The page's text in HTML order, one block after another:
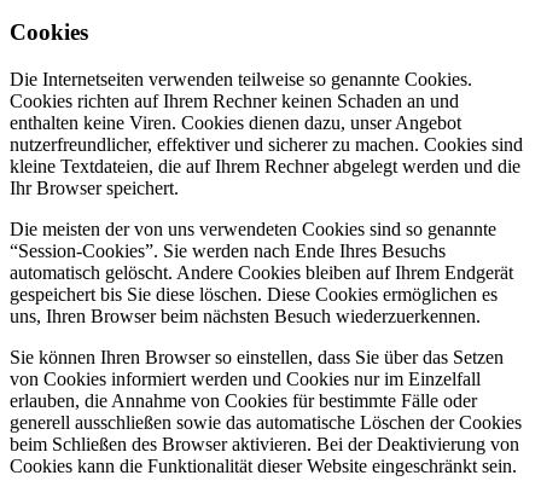
Cookies
Die Internetseiten verwenden teilweise so genannte Cookies.
Cookies richten auf Ihrem Rechner keinen Schaden an und
enthalten keine Viren. Cookies dienen dazu, unser Angebot
nutzerfreundlicher, effektiver und sicherer zu machen. Cookies sind
kleine Textdateien, die auf Ihrem Rechner abgelegt werden und die
Ihr Browser speichert.
Die meisten der von uns verwendeten Cookies sind so genannte
“Session-Cookies”. Sie werden nach Ende Ihres Besuchs
automatisch gelöscht. Andere Cookies bleiben auf Ihrem Endgerät
gespeichert bis Sie diese löschen. Diese Cookies ermöglichen es
uns, Ihren Browser beim nächsten Besuch wiederzuerkennen.
Sie können Ihren Browser so einstellen, dass Sie über das Setzen
von Cookies informiert werden und Cookies nur im Einzelfall
erlauben, die Annahme von Cookies für bestimmte Fälle oder
generell ausschließen sowie das automatische Löschen der Cookies
beim Schließen des Browser aktivieren. Bei der Deaktivierung von
Cookies kann die Funktionalität dieser Website eingeschränkt sein.